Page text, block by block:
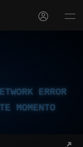
ERROR
MOMENTO